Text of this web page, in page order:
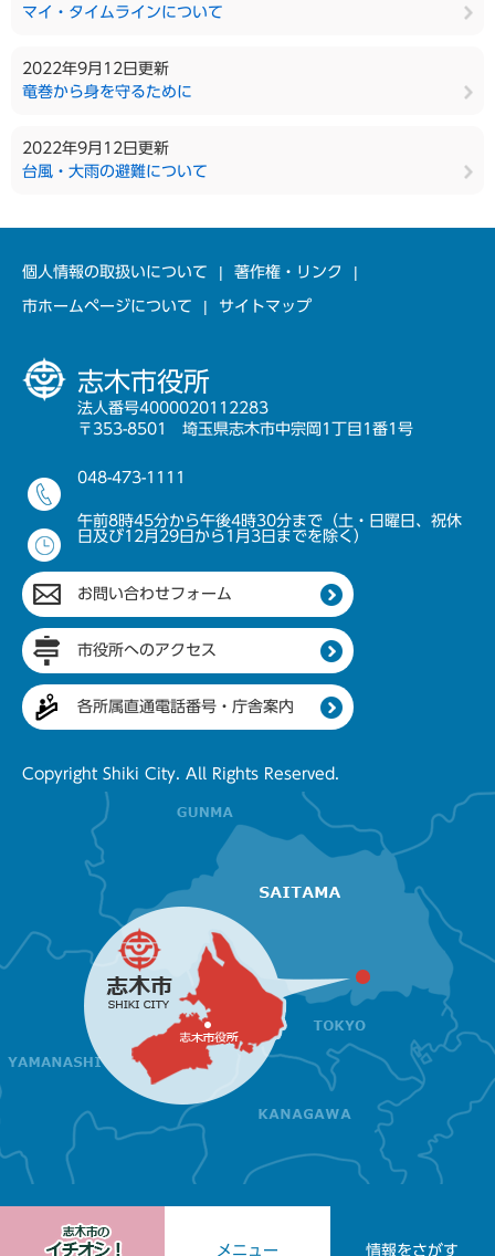
メニュー 情報をさがす
マイ・タイムラインについて
2022年9月12日更新
竜巻から身を守るために
2022年9月12日更新
台風・大雨の避難について
個人情報の取扱いについて 著作権・リンク
市ホームページについて サイトマップ
志木市役所
法人番号4000020112283
〒353-8501 埼玉県志木市中宗岡1丁目1番1号
048-473-1111
午前8時45分から午後4時30分まで（土・日曜日、祝休
日及び12月29日から1月3日までを除く）
お問い合わせフォーム
市役所へのアクセス
各所属直通電話番号・庁舎案内
Copyright Shiki City. All Rights Reserved.